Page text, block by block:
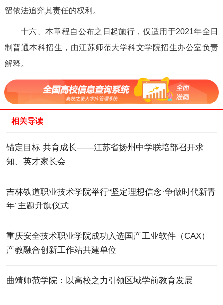
留依法追究其责任的权利。
十六、本章程自公布之日起施行，仅适用于2021年全日
制普通本科招生，由江苏师范大学科文学院招生办公室负责
解释。
相关导读
锚定目标 共育成长——江苏省扬州中学联培部召开求
知、英才家长会
吉林铁道职业技术学院举行“坚定理想信念·争做时代新青
年”主题升旗仪式
重庆安全技术职业学院成功入选国产工业软件（CAX）
产教融合创新工作站共建单位
曲靖师范学院：以高校之力引领区域学前教育发展